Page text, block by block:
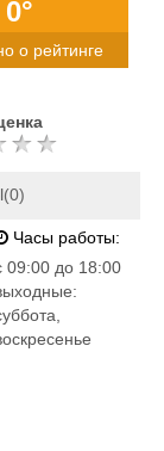
0°
о рейтинге
Часы работы:
09:00 до 18:00